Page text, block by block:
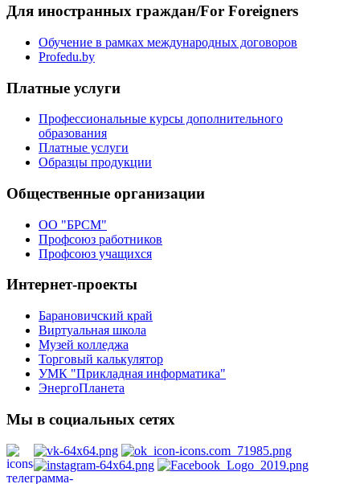
Для иностранных граждан/For Foreigners
Обучение в рамках международных договоров
Profedu.by
Платные услуги
Профессиональные курсы дополнительного
образования
Платные услуги
Образцы продукции
Общественные организации
ОО "БРСМ"
Профсоюз работников
Профсоюз учащихся
Интернет-проекты
Барановичский край
Виртуальная школа
Музей колледжа
Торговый калькулятор
УМК "Прикладная информатика"
ЭнергоПланета
Мы в социальных сетях